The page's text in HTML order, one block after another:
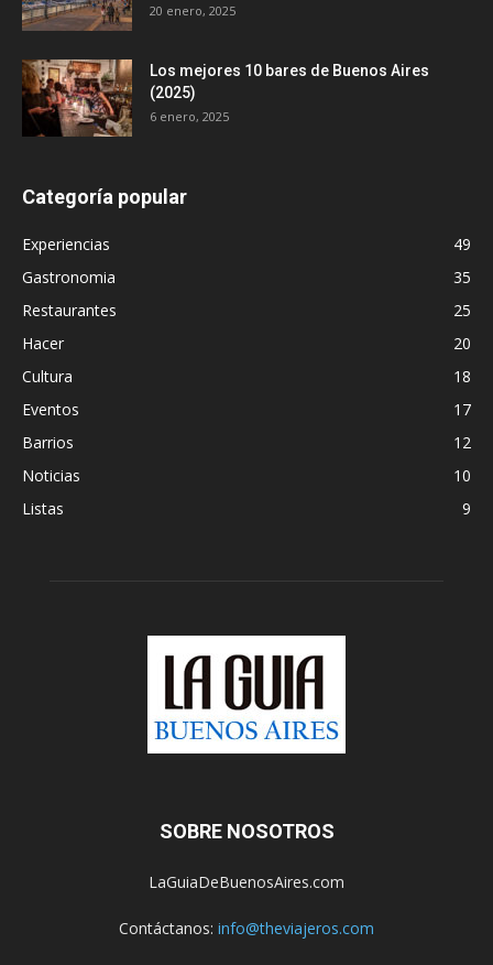
20 enero, 2025
Los mejores 10 bares de Buenos Aires
(2025)
6 enero, 2025
Categoría popular
Experiencias
49
Gastronomia
35
Restaurantes
25
Hacer
20
Cultura
18
Eventos
17
Barrios
12
Noticias
10
Listas
9
SOBRE NOSOTROS
LaGuiaDeBuenosAires.com
Contáctanos: info@theviajeros.com